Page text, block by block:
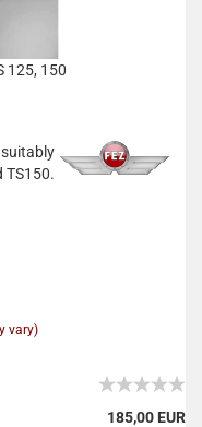
125, 150
TS150.
vary)
185,00 EUR